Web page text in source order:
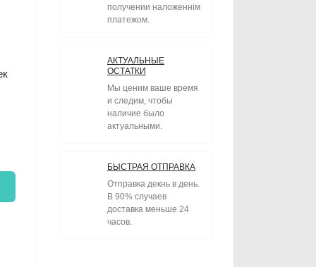
получении наложеннім
платежом.
АКТУАЛЬНЫЕ
ОСТАТКИ
Мы ценим ваше время
и следим, чтобы
наличие было
актуальными.
БЫСТРАЯ ОТПРАВКА
Отправка декнь в день.
В 90% случаев
доставка меньше 24
часов.